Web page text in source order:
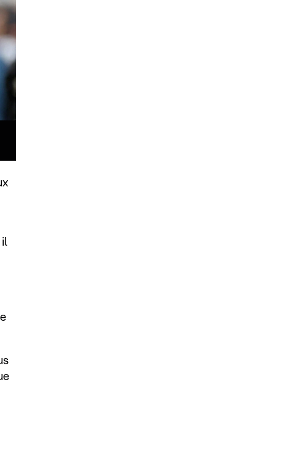
il